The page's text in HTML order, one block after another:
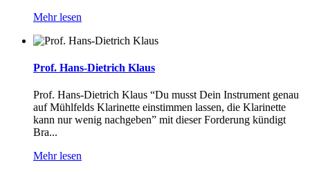
Mehr lesen
Prof. Hans-Dietrich Klaus
Prof. Hans-Dietrich Klaus “Du musst Dein Instrument genau
auf Mühlfelds Klarinette einstimmen lassen, die Klarinette
kann nur wenig nachgeben” mit dieser Forderung kündigt
Bra...
Mehr lesen